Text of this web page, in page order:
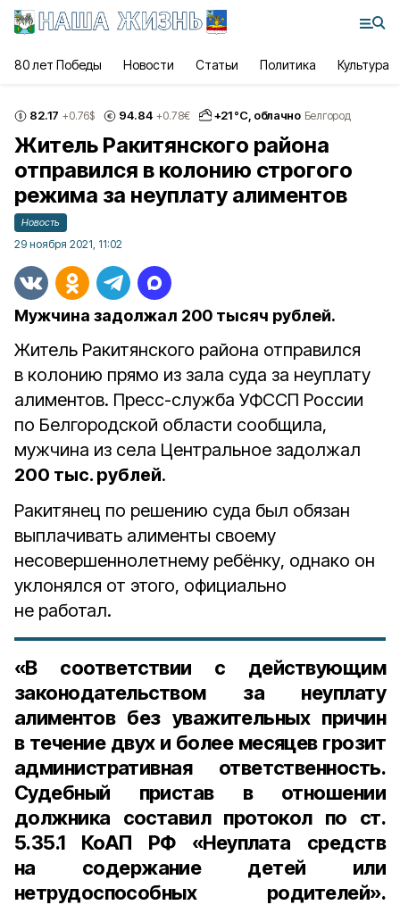
80 лет Победы Новости Статьи Политика Культура
82.17 +0.76$ 94.84 +0.78€ +21°С, облачно Белгород
Житель Ракитянского района
отправился в колонию строгого
режима за неуплату алиментов
Новость
29 ноября 2021, 11:02
Мужчина задолжал 200 тысяч рублей.
Житель Ракитянского района отправился
в колонию прямо из зала суда за неуплату
алиментов. Пресс-служба УФССП России
по Белгородской области сообщила,
мужчина из села Центральное задолжал
200 тыс. рублей.
Ракитянец по решению суда был обязан
выплачивать алименты своему
несовершеннолетнему ребёнку, однако он
уклонялся от этого, официально
не работал.
«В соответствии с действующим
законодательством за неуплату
алиментов без уважительных причин
в течение двух и более месяцев грозит
административная ответственность.
Судебный пристав в отношении
должника составил протокол по ст.
5.35.1 КоАП РФ «Неуплата средств
на содержание детей или
нетрудоспособных родителей».